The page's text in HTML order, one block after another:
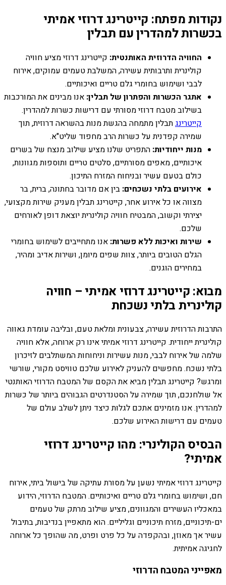
נקודות מפתח: קייטרינג דרוזי אמיתי
בכשרות למהדרין עם תבלין
החוויה הדרוזית האותנטית: קייטרינג דרוזי מציע חוויה
קולינרית ותרבותית עשירה, המשלבת טעמים עמוקים, אירוח
לבבי ושימוש בחומרי גלם טריים ואיכותיים.
אתגר הכשרות והפתרון של תבלין: אנו מבינים את המורכבות
בשילוב מטבח דרוזי מסורתי עם דרישות כשרות למהדרין.
קייטרינגתבלין מתמחה בהגשת מנות בהשראה דרוזית, תוך
שמירה קפדנית על כשרות הרב מחפוד שליט"א.
מנות ייחודיות: התפריט שלנו מציע שילוב מנצח של בשרים
איכותיים, מאפים מסורתיים, סלטים טריים ותוספות מגוונות,
כולם בטעם עשיר ובניחוח המזרח התיכון.
אירועים בלתי נשכחים: בין אם מדובר בחתונה, ברית, בר
מצווה או כל אירוע אחר, קייטרינג תבלין מעניק שירות מקצועי,
יצירתי וקשוב, המבטיח חוויה קולינרית יוצאת דופן לאורחים
שלכם.
שירות ואיכות ללא פשרות: אנו מתחייבים לשימוש בחומרי
הגלם הטובים ביותר, צוות שפים מיומן, ושירות אדיב ומהיר,
במחירים הוגנים.
מבוא: קייטרינג דרוזי אמיתי – חוויה
קולינרית בלתי נשכחת
התרבות הדרוזית עשירה, צבעונית ומלאת טעם, ובליבה עומדת גאווה
קולינרית ייחודית. קייטרינג דרוזי אמיתי אינו רק ארוחה, אלא חוויה
שלמה של אירוח לבבי, מנות עשירות וניחוחות המשתלבים לזיכרון
בלתי נשכח. מחפשים להעניק לאירוע שלכם טוויסט מקורי, שורשי
ומרגש? קייטרינג תבלין מביא את הקסם של המטבח הדרוזי האותנטי
אל שולחנכם, תוך שמירה על הסטנדרטים הגבוהים ביותר של כשרות
למהדרין. אנו מזמינים אתכם לגלות כיצד ניתן לשלב עולם של
טעמים עם דרישות האירוע שלכם.
הבסיס הקולינרי: מהו קייטרינג דרוזי
אמיתי?
קייטרינג דרוזי אמיתי נשען על מסורת עתיקה של בישול ביתי, אירוח
חם, ושימוש בחומרי גלם טריים ואיכותיים. המטבח הדרוזי, הידוע
במאכליו העשירים והמגוונים, מציע שילוב מרתק של טעמים
ים-תיכוניים, מזרח תיכוניים וגליליים. הוא מתאפיין בנדיבות, בתיבול
עשיר אך מאוזן, ובהקפדה על כל פרט ופרט, מה שהופך כל ארוחה
לחגיגה אמיתית.
מאפייני המטבח הדרוזי